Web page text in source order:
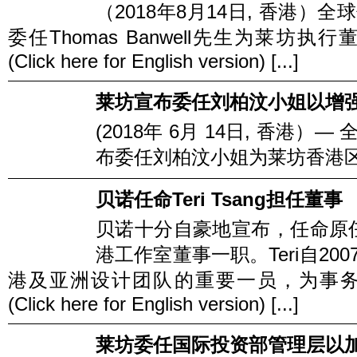
（2018年8月14日, 香港）全
委任Thomas Banwell先生为莱坊执行
(Click here for English version) [...]
莱坊宣布委任刘柏汶小姐以增
(2018年 6月 14日, 香港）—
布委任刘柏汶小姐为莱坊香港
贝诺任命Teri Tsang担任董事
贝诺十分自豪地宣布，任命原
港工作室董事一职。Teri自
港及亚洲设计团队的重要一员，为事
(Click here for English version) [...]
莱坊委任国际投资部管理层以